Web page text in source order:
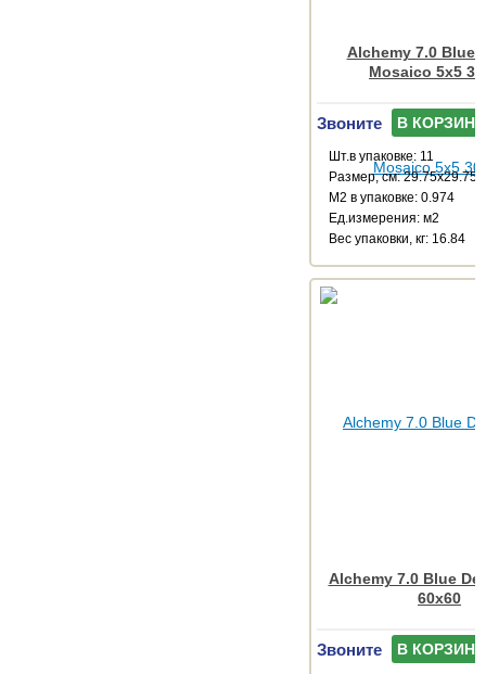
Alchemy 7.0 Blue
Mosaico 5x5
Звоните В КОРЗИНУ
Шт.в упаковке: 11
Размер, см: 29.75x29.75
М2 в упаковке: 0.974
Ед.измерения: м2
Веc упаковки, кг: 16.84
Alchemy 7.0 Blue
60x60
Звоните В КОРЗИНУ